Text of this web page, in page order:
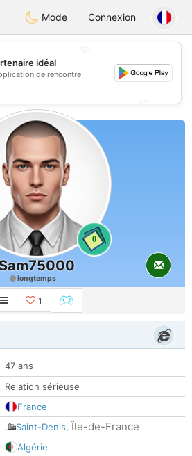
Weshrak
Mode Connexion
💕
idéal
de rencontre
0
longtemps
1
47 ans
Relation sérieuse
France
Saint-Denis, Île-de-France
Algérie